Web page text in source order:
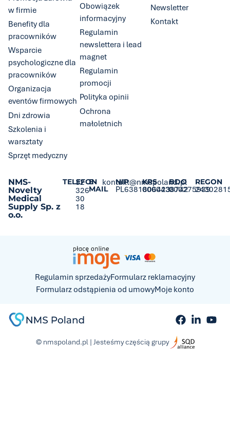
NMS-
Novelty
Medical
Supply Sp. z
o.o.
TELEFON
32
326
30
18
E-
MAIL
kontakt@nmspoland.pl
NIP
PL6381806423
KRS
0000438742
BDO
000275939
REGON
w firmie
Benefity dla
pracowników
Wsparcie
psychologiczne dla
pracowników
Organizacja
eventów firmowych
Dni zdrowia
Szkolenia i
warsztaty
Sprzęt medyczny
Obowiązek
informacyjny
Regulamin
newslettera i lead
magnet
Regulamin
promocji
Polityka opinii
Ochrona
małoletnich
Newsletter
Kontakt
Regulamin sprzedażyFormularz reklamacyjny
Formularz odstąpienia od umowyMoje konto
© nmspoland.pl | Jesteśmy częścią grupy